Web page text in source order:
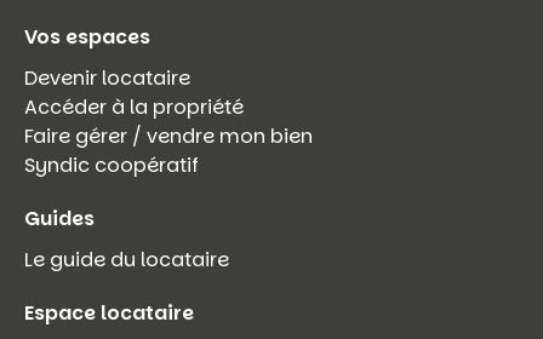
Vos espaces
Devenir locataire
Accéder à la propriété
Faire gérer / vendre mon bien
Syndic coopératif
Guides
Le guide du locataire
Espace locataire